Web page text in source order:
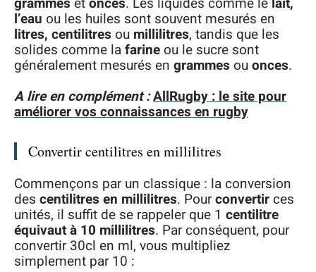
l’eau ou les huiles sont souvent mesurés en
litres, centilitres ou millilitres, tandis que les
solides comme lafarine ou le sucre sont
généralement mesurés en grammes ouonces.
A lire en complément :AllRugby : le site pour
améliorer vos connaissances en rugby
Convertir centilitres en millilitres
Commençons par un classique : la conversion
des centilitres en millilitres. Pourconvertirces
unités, il suffit de se rappeler que 1 centilitre
équivaut à 10 millilitres. Par conséquent, pour
convertir 30cl en ml, vous multipliez
simplement par 10 :